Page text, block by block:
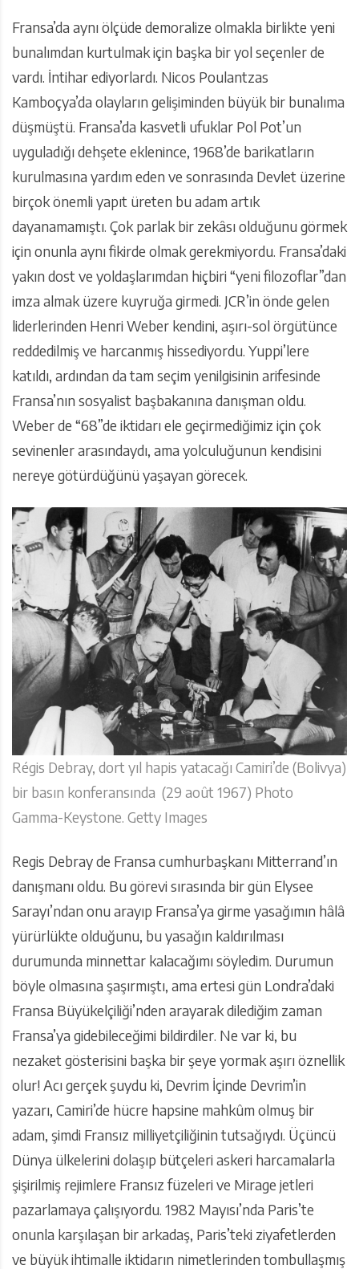
Fransa’da aynı ölçüde demoralize olmakla birlikte yeni
bunalımdan kurtulmak için başka bir yol seçenler de
vardı. İntihar ediyorlardı. Nicos Poulantzas
Kamboçya’da olayların gelişiminden büyük bir bunalıma
düşmüştü. Fransa’da kasvetli ufuklar Pol Pot’un
uyguladığı dehşete eklenince, 1968’de barikatların
kurulmasına yardım eden ve sonrasında Devlet üzerine
birçok önemli yapıt üreten bu adam artık
dayanamamıştı. Çok parlak bir zekâsı olduğunu görmek
için onunla aynı fikirde olmak gerekmiyordu. Fransa’daki
yakın dost ve yoldaşlarımdan hiçbiri “yeni filozoflar”dan
imza almak üzere kuyruğa girmedi. JCR’in önde gelen
liderlerinden Henri Weber kendini, aşırı-sol örgütünce
reddedilmiş ve harcanmış hissediyordu. Yuppi’lere
katıldı, ardından da tam seçim yenilgisinin arifesinde
Fransa’nın sosyalist başbakanına danışman oldu.
Weber de “68”de iktidarı ele geçirmediğimiz için çok
sevinenler arasındaydı, ama yolculuğunun kendisini
nereye götürdüğünü yaşayan görecek.
Régis Debray, dort yıl hapis yatacağı Camiri’de (Bolivya)
bir basın konferansında (29 août 1967) Photo
Gamma-Keystone. Getty Images
Regis Debray de Fransa cumhurbaşkanı Mitterrand’ın
danışmanı oldu. Bu görevi sırasında bir gün Elysee
Sarayı’ndan onu arayıp Fransa’ya girme yasağımın hâlâ
yürürlükte olduğunu, bu yasağın kaldırılması
durumunda minnettar kalacağımı söyledim. Durumun
böyle olmasına şaşırmıştı, ama ertesi gün Londra’daki
Fransa Büyükelçiliği’nden arayarak dilediğim zaman
Fransa’ya gidebileceğimi bildirdiler. Ne var ki, bu
nezaket gösterisini başka bir şeye yormak aşırı öznellik
olur! Acı gerçek şuydu ki, Devrim İçinde Devrim’in
yazarı, Camiri’de hücre hapsine mahkûm olmuş bir
adam, şimdi Fransız milliyetçiliğinin tutsağıydı. Üçüncü
Dünya ülkelerini dolaşıp bütçeleri askeri harcamalarla
şişirilmiş rejimlere Fransız füzeleri ve Mirage jetleri
pazarlamaya çalışıyordu. 1982 Mayısı’nda Paris’te
onunla karşılaşan bir arkadaş, Paris’teki ziyafetlerden
ve büyük ihtimalle iktidarın nimetlerinden tombullaşmış